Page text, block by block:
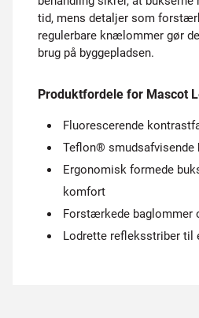
tid, mens detaljer som
regulerbare knælommer gør
brug på byggepladsen.
Produktfordele for Mascot
Fluorescerende
Teflon® smudsafvisende
Ergonomisk formede
komfort
Forstærkede
Lodrette refleksstriber til